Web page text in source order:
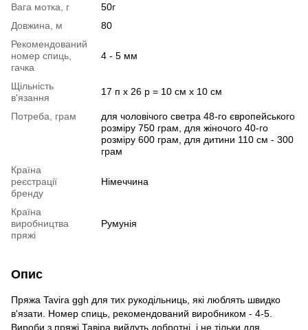
Вага мотка, г
50г
Довжина, м
80
Рекомендований
номер спиць,
гачка
4 - 5 мм
Щільність
в'язання
17 п х 26 р = 10 см х 10 см
Потреба, грам
для чоловічого светра 48-го європейського
розміру 750 грам, для жіночого 40-го
розміру 600 грам, для дитини 110 см - 300
грам
Країна
реєстрації
бренду
Німеччина
Країна
виробництва
пряжі
Румунія
Опис
Пряжа Tavira ggh для тих рукодільниць, які люблять швидко
в'язати. Номер спиць, рекомендований виробником - 4-5.
Вироби з пряжі Тавіра вийдуть добротні, і не тільки для